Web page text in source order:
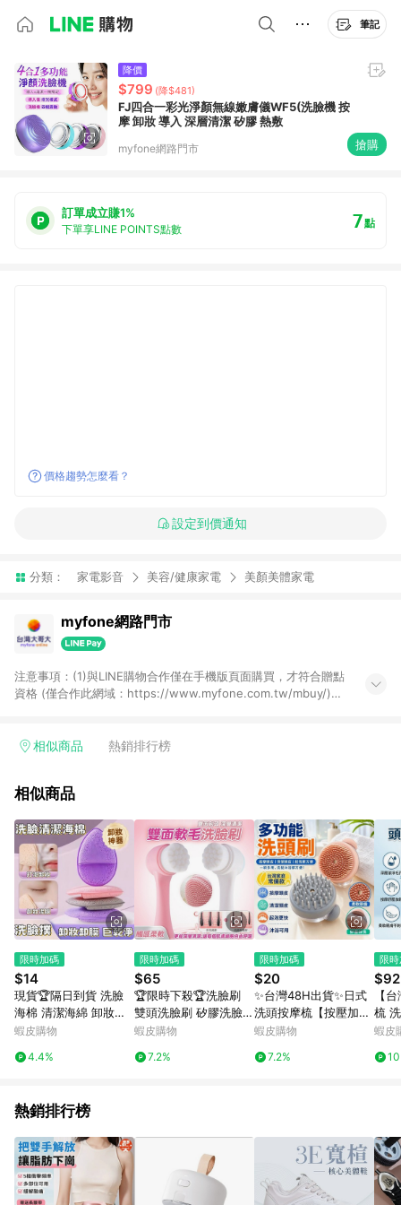
筆記
降價
$799 (降$481)
FJ四合一彩光淨顏無線嫩膚儀WF5(洗臉機 按
摩 卸妝 導入 深層清潔 矽膠 熱敷
myfone網路門市 搶購
訂單成立賺1%
下單享LINE POINTS點數 7點
價格趨勢怎麼看？
設定到價通知
分類： 家電影音 美容/健康家電 美顏美體家電
myfone網路門市
注意事項：(1)與LINE購物合作僅在手機版頁面購買，才符合贈點
資格 (僅合作此網域：https://www.myfone.com.tw/mbuy/)，
車丟入商品，再走LINE購物流程至手機版結帳，不符合贈點回饋
格(4)需透過LINE購物前往並在同一瀏覽器於24小時內結帳才享有
品規格、顏色、價位、贈品如與myfone購物商品資訊頁及購物車
不符，以myfone購物商品資訊頁及購物車標示為準。(6) 線上電
信申辦訂單不包括在回饋範圍內。
相似商品 熱銷排行榜
相似商品
限時加碼
$14
現貨🏆隔日到貨 洗臉
海棉 清潔海綿 卸妝海
綿 洗臉粉撲 超軟卸妝
海綿 清洗泥膜 去角質
蝦皮購物
4.4%
限時加碼
$65
🏆限時下殺🏆洗臉刷
雙頭洗臉刷 矽膠洗臉刷
潔顏刷 洗臉器 軟毛潔
洗臉按摩 洗臉神器 深
蝦皮購物
7.2%
限時加碼
$20
✨台灣48H出貨✨日式
洗頭按摩梳【按壓加液
洗頭刷】按摩洗澡刷 自
刷 洗頭按摩梳 按摩刷
蝦皮購物
7.2%
限
$92
【
梳
按摩
蝦皮
熱銷排行榜